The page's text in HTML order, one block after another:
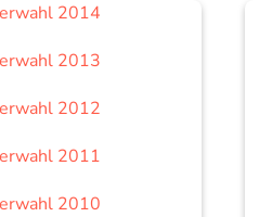
2014
2013
2012
2011
2010